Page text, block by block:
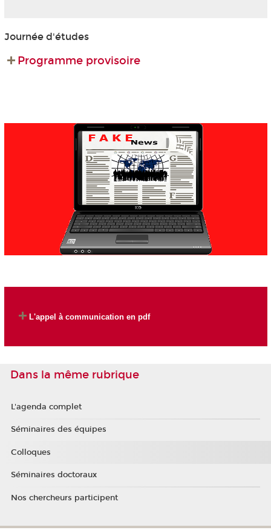
Journée d'études
Programme provisoire
L'appel à communication en pdf
Dans la même rubrique
L'agenda complet
Séminaires des équipes
Colloques
Séminaires doctoraux
Nos chercheurs participent